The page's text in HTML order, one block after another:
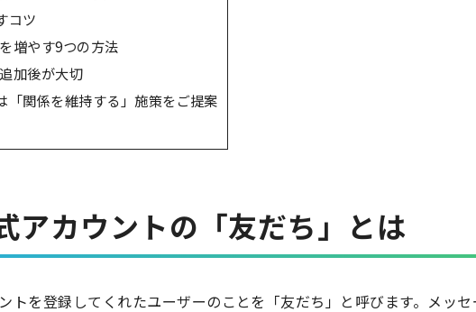
コツ
増やす9つの方法
加後が大切
「関係を維持する」施策をご提案
アカウントの「友だち」とは
トを登録してくれたユーザーのことを「友だち」と呼びます。メッ